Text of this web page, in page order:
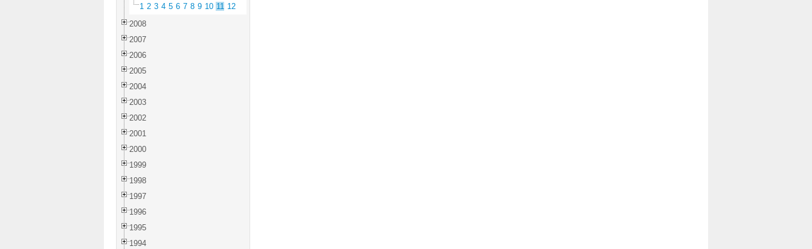
1 2 3 4 5 6 7 8 9 10 11 12
2008
2007
2006
2005
2004
2003
2002
2001
2000
1999
1998
1997
1996
1995
1994